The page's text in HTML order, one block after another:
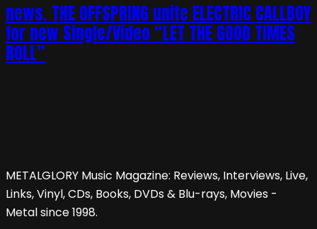
news. THE OFFSPRING unite ELECTRIC CALLBOY
for new Single/Video “LET THE GOOD TIMES
ROLL”
METALGLORY Music Magazine: Reviews, Interviews, Live,
Links, Vinyl, CDs, Books, DVDs & Blu-rays, Movies -
Metal since 1998.